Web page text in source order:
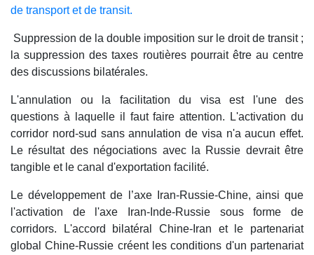
de transport et de transit.
Suppression de la double imposition sur le droit de transit ;
la suppression des taxes routières pourrait être au centre
des discussions bilatérales.
L'annulation ou la facilitation du visa est l'une des
questions à laquelle il faut faire attention. L'activation du
corridor nord-sud sans annulation de visa n'a aucun effet.
Le résultat des négociations avec la Russie devrait être
tangible et le canal d'exportation facilité.
Le développement de l’axe Iran-Russie-Chine, ainsi que
l'activation de l'axe Iran-Inde-Russie sous forme de
corridors. L'accord bilatéral Chine-Iran et le partenariat
global Chine-Russie créent les conditions d'un partenariat